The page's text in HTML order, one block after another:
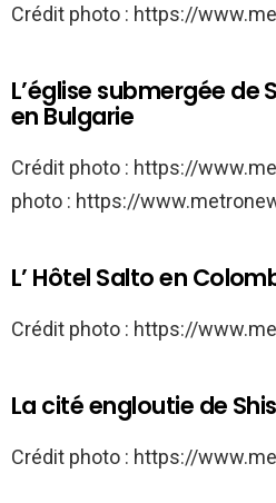
Crédit photo : https://
L’église submergée de
en Bulgarie
Crédit photo : https://
photo : https://
L’ Hôtel Salto en
Crédit photo : https://
La cité engloutie de
Crédit photo : https://